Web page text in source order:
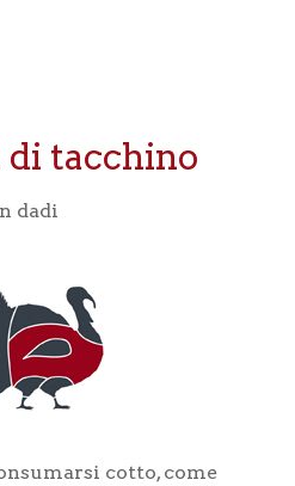
di tacchino
dadi
cotto, come